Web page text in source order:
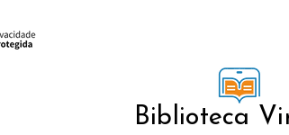
Biblioteca